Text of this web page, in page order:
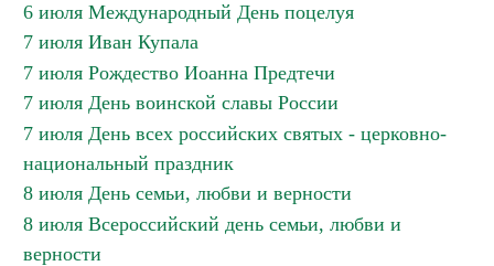
6 июля Международный День поцелуя
7 июля Иван Купала
7 июля Рождество Иоанна Предтечи
7 июля День воинской славы России
7 июля День всех российских святых - церковно-
национальный праздник
8 июля День семьи, любви и верности
8 июля Всероссийский день семьи, любви и
верности